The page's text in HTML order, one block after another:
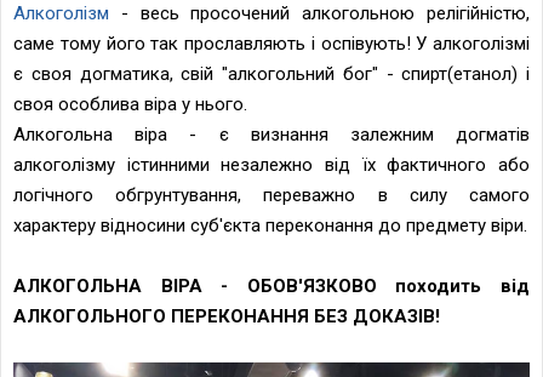
Алкоголізм - весь просочений алкогольною релігійністю,
саме тому його так прославляють і оспівують! У алкоголізмі
є своя догматика, свій "алкогольний бог" - спирт(етанол) і
своя особлива віра у нього.
Алкогольна віра - є визнання залежним догматів
алкоголізму істинними незалежно від їх фактичного або
логічного обгрунтування, переважно в силу самого
характеру відносини суб'єкта переконання до предмету віри.
АЛКОГОЛЬНА ВІРА - ОБОВ'ЯЗКОВО походить від
АЛКОГОЛЬНОГО ПЕРЕКОНАННЯ БЕЗ ДОКАЗІВ!